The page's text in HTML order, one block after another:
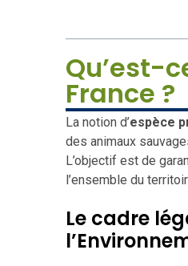
Qu’est-
France ?
La notion d’espèce
des animaux
L’objectif est de
l’ensemble du
Le cadre